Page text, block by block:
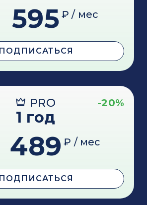
595 ₽ / мес
ПОДПИСАТЬСЯ
PRO -20%
1 год
489 ₽ / мес
ПОДПИСАТЬСЯ